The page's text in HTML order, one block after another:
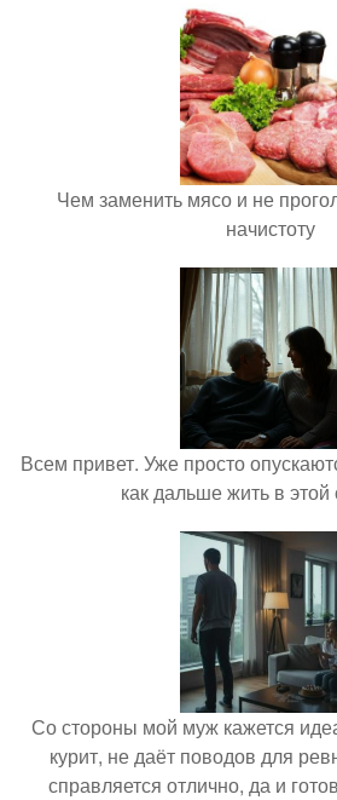
Чем заменить мясо и не
начистоту
Всем привет. Уже просто
как дальше жить в этой
Со стороны мой муж кажется
курит, не даёт поводов для
справляется отлично, да и